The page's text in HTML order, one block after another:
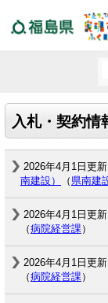
入札・契約情
2026年4月1日更新
南建設）
（ 県南建
2026年4月1日更新
（病院経営課）
2026年4月1日更新
（病院経営課）